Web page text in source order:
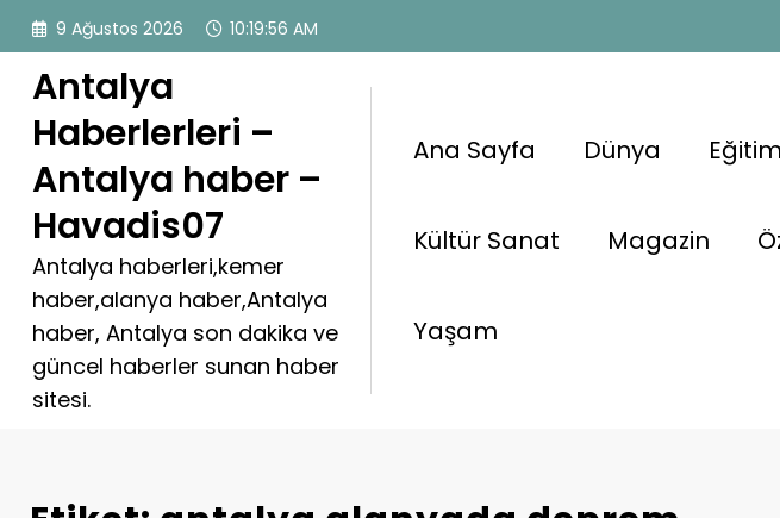
İçeriğe
atla
9 Ağustos 2026 10:19:56 AM
Antalya
Haberlerleri –
Antalya haber –
Havadis07
Antalya haberleri,kemer
haber,alanya haber,Antalya
haber, Antalya son dakika ve
güncel haberler sunan haber
sitesi.
Ana Sayfa Dünya Eğitim
Kültür Sanat Magazin
Yaşam